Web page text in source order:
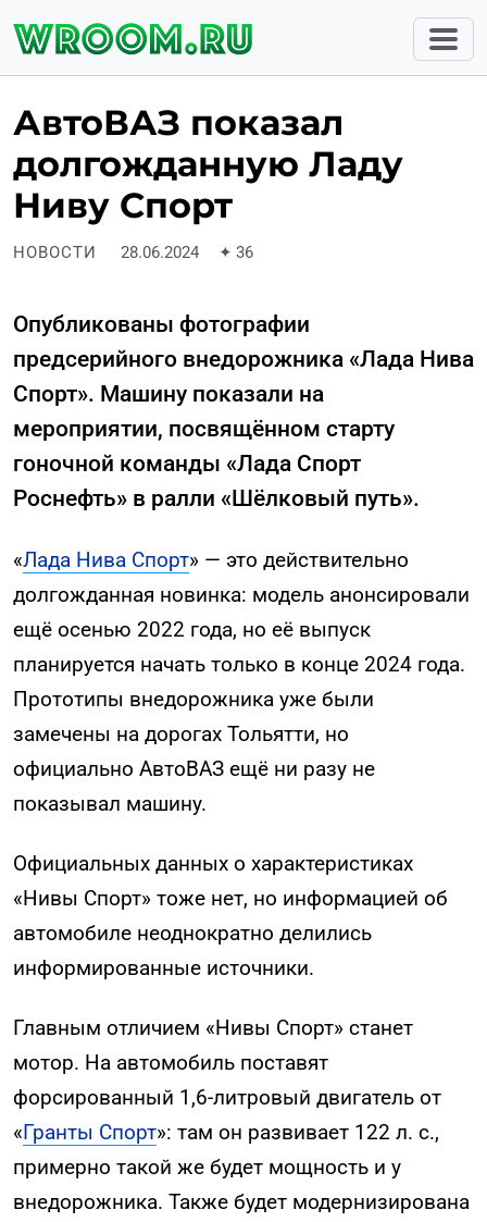
АвтоВАЗ показал
долгожданную Ладу
Ниву Спорт
НОВОСТИ 28.06.2024 ✦ 36
Опубликованы фотографии
предсерийного внедорожника «Лада Нива
Спорт». Машину показали на
мероприятии, посвящённом старту
гоночной команды «Лада Спорт
Роснефть» в ралли «Шёлковый путь».
«Лада Нива Спорт» — это действительно
долгожданная новинка: модель анонсировали
ещё осенью 2022 года, но её выпуск
планируется начать только в конце 2024 года.
Прототипы внедорожника уже были
замечены на дорогах Тольятти, но
официально АвтоВАЗ ещё ни разу не
показывал машину.
Официальных данных о характеристиках
«Нивы Спорт» тоже нет, но информацией об
автомобиле неоднократно делились
информированные источники.
Главным отличием «Нивы Спорт» станет
мотор. На автомобиль поставят
форсированный 1,6-литровый двигатель от
«Гранты Спорт»: там он развивает 122 л. с.,
примерно такой же будет мощность и у
внедорожника. Также будет модернизирована